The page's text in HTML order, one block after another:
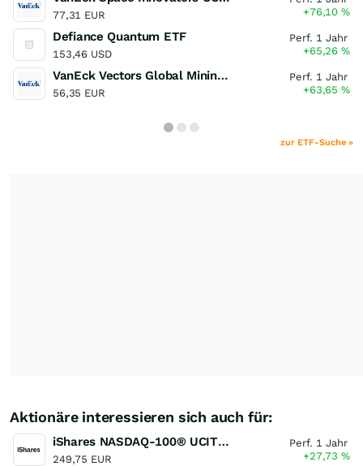
77,31 EUR
+76,10%
Defiance Quantum ETF
153,46 USD
Perf. 1 Jahr
+65,26%
VanEck Vectors Global Mining UCITS ETF
56,35 EUR
Perf. 1 Jahr
+63,65%
zur ETF-Suche »
Aktionäre interessieren sich auch für:
iShares NASDAQ-100® UCITS ETF (DE)
249,75 EUR
Perf. 1 Jahr
+27,73%